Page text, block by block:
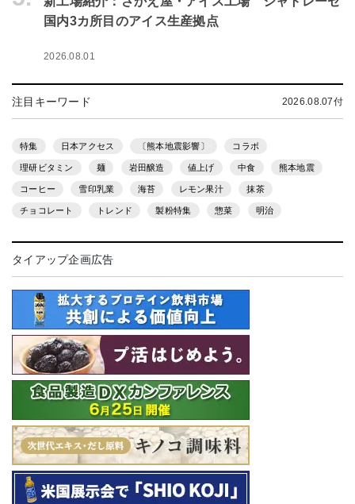
国内3カ所目のアイス生産拠点
2026.08.01
注目キーワード 2026.08.07付
特集 日本アクセス 〔熊本地震影響〕 コラボ
理研ビタミン 麺 岩田醸造 値上げ 中食 熊本地震
コーヒー 雪印乳業 海苔 レモン果汁 抹茶
チョコレート トレンド 製粉特集 惣菜 明治
タイアップ企画広告